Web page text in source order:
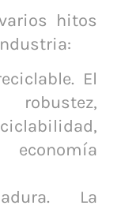
hitos
El
La